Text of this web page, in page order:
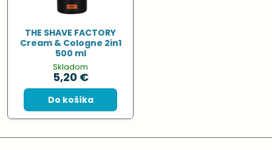
THE SHAVE FACTORY
Cream & Cologne 2in1
500 ml
Skladom
5,20 €
Do košíka